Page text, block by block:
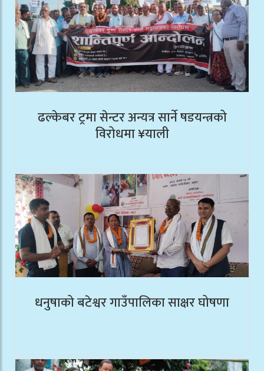
ढल्केबर ट्रमा सेन्टर अन्यत्र सार्ने षडयन्त्रको
विरोधमा ¥याली
धनुषाको बटेश्वर गाउँपालिका साक्षर घोषणा